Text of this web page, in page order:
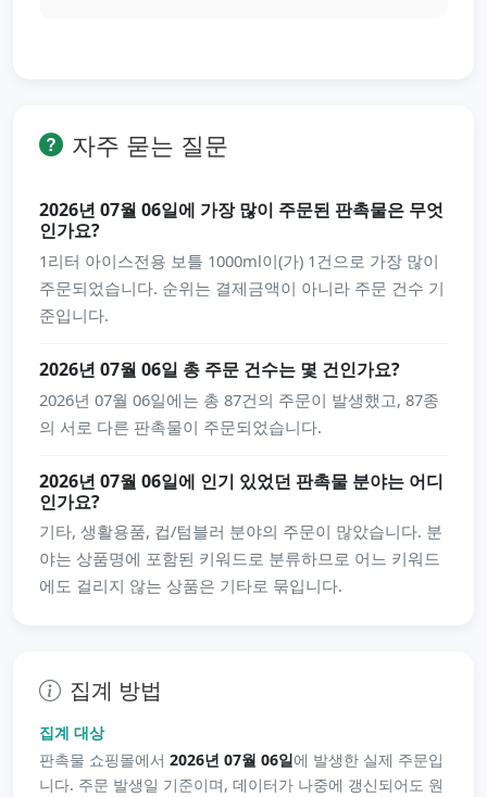
자주 묻는 질문
2026년 07월 06일에 가장 많이 주문된 판촉물은 무엇
인가요?
1리터 아이스전용 보틀 1000ml이(가) 1건으로 가장 많이
주문되었습니다. 순위는 결제금액이 아니라 주문 건수 기
준입니다.
2026년 07월 06일 총 주문 건수는 몇 건인가요?
2026년 07월 06일에는 총 87건의 주문이 발생했고, 87종
의 서로 다른 판촉물이 주문되었습니다.
2026년 07월 06일에 인기 있었던 판촉물 분야는 어디
인가요?
기타, 생활용품, 컵/텀블러 분야의 주문이 많았습니다. 분
야는 상품명에 포함된 키워드로 분류하므로 어느 키워드
에도 걸리지 않는 상품은 기타로 묶입니다.
집계 방법
집계 대상
판촉물 쇼핑몰에서 2026년 07월 06일에 발생한 실제 주문입
니다. 주문 발생일 기준이며, 데이터가 나중에 갱신되어도 원